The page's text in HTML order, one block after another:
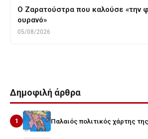
Ο Ζαρατούστρα που καλούσε «την
ουρανό»
05/08/2026
Δημοφιλή άρθρα
1 Παλαιός πολιτικός χάρτης